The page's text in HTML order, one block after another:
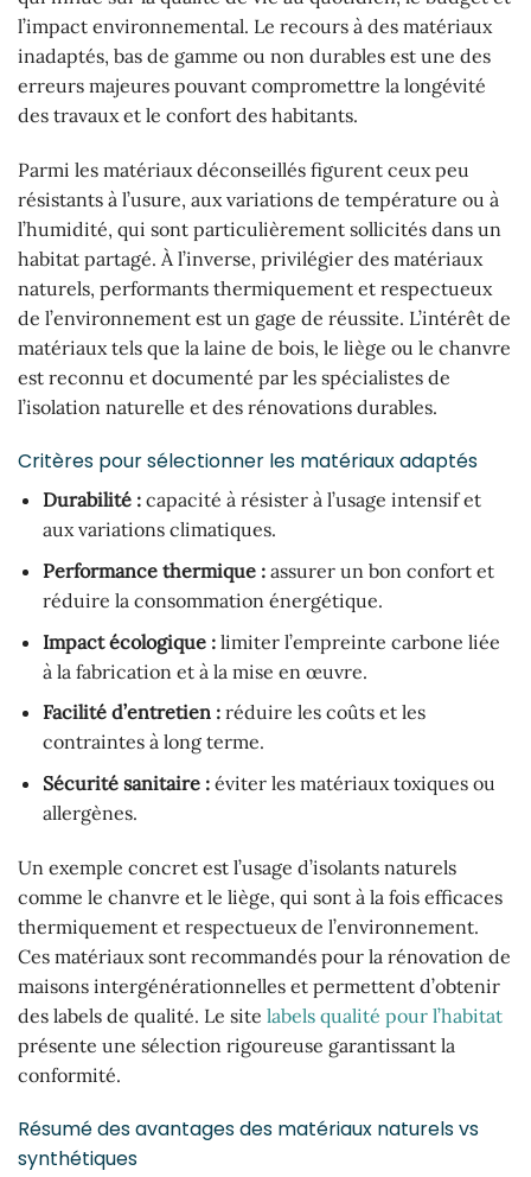
l’impact environnemental. Le recours à des matériaux
inadaptés, bas de gamme ou non durables est une des
erreurs majeures pouvant compromettre la longévité
des travaux et le confort des habitants.
Parmi les matériaux déconseillés figurent ceux peu
résistants à l’usure, aux variations de température ou à
l’humidité, qui sont particulièrement sollicités dans un
habitat partagé. À l’inverse, privilégier des matériaux
naturels, performants thermiquement et respectueux
de l’environnement est un gage de réussite. L’intérêt de
matériaux tels que la laine de bois, le liège ou le chanvre
est reconnu et documenté par les spécialistes de
l’isolation naturelle et des rénovations durables.
Critères pour sélectionner les matériaux adaptés
Durabilité :capacité à résister à l’usage intensif et
aux variations climatiques.
Performance thermique :assurer un bon confort et
réduire la consommation énergétique.
Impact écologique :limiter l’empreinte carbone liée
à la fabrication et à la mise en œuvre.
Facilité d’entretien :réduire les coûts et les
contraintes à long terme.
Sécurité sanitaire :éviter les matériaux toxiques ou
allergènes.
Un exemple concret est l’usage d’isolants naturels
comme le chanvre et le liège, qui sont à la fois efficaces
thermiquement et respectueux de l’environnement.
Ces matériaux sont recommandés pour la rénovation de
maisons intergénérationnelles et permettent d’obtenir
des labels de qualité. Le site labels qualité pour l’habitat
présente une sélection rigoureuse garantissant la
conformité.
Résumé des avantages des matériaux naturels vs
synthétiques